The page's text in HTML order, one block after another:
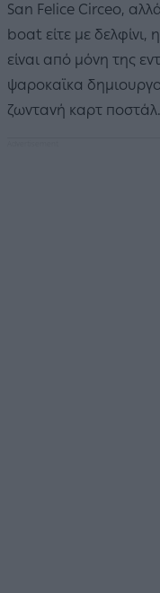
San Felice Circeo,
boat είτε με δελφίνι,
είναι από μόνη της
ψαροκαϊκα
ζωντανή καρτ ποστάλ.